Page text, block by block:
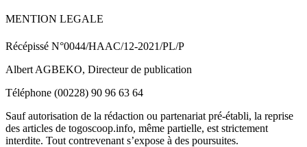
MENTION LEGALE
Récépissé N°0044/HAAC/12-2021/PL/P
Albert AGBEKO, Directeur de publication
Téléphone (00228) 90 96 63 64
Sauf autorisation de la rédaction ou partenariat pré-établi, la reprise
des articles de togoscoop.info, même partielle, est strictement
interdite. Tout contrevenant s’expose à des poursuites.